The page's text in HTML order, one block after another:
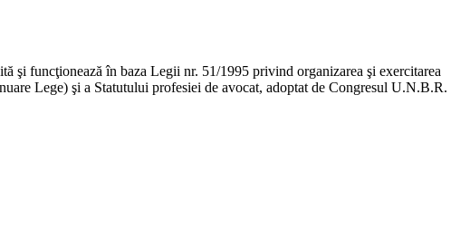
şi funcţionează în baza Legii nr. 51/1995 privind organizarea şi exercitarea
Lege) şi a Statutului profesiei de avocat, adoptat de Congresul U.N.B.R.